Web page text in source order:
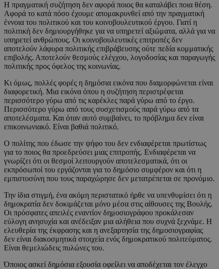
Η πραγματική συζήτηση δεν αφορά ποιος θα καταλάβει ποια θέση.
Αφορά το κατά πόσο έχουμε απομακρυνθεί από την πραγματική
έννοια του πολιτικού και του κοινοβουλευτικού έργου. Γιατί η
πολιτική δεν δημιουργήθηκε για να υπηρετεί αξιώματα, αλλά για να
υπηρετεί ανθρώπους. Οι κοινοβουλευτικές επιτροπές δεν
αποτελούν λάφυρα πολιτικής επιβράβευσης ούτε πεδία κομματικής
επιβολής. Αποτελούν θεσμούς ελέγχου, λογοδοσίας και παραγωγής
πολιτικής προς όφελος της κοινωνίας.
Κι όμως, πολλές φορές η δημόσια εικόνα που διαμορφώνεται είναι
διαφορετική. Μια εικόνα όπου η συζήτηση περιστρέφεται
περισσότερο γύρω από τις καρέκλες παρά γύρω από το έργο.
Περισσότερο γύρω από τους συσχετισμούς παρά γύρω από τα
αποτελέσματα. Και όταν αυτό συμβαίνει, το πρόβλημα δεν είναι
επικοινωνιακό. Είναι βαθιά πολιτικό.
Ο πολίτης που έδωσε την ψήφο του δεν ενδιαφέρεται πρωτίστως
για το ποιος θα προεδρεύσει μιας επιτροπής. Ενδιαφέρεται να
γνωρίζει ότι οι θεσμοί λειτουργούν αποτελεσματικά, ότι οι
εκπρόσωποί του εργάζονται για το δημόσιο συμφέρον και ότι η
εμπιστοσύνη που τους παραχώρησε δεν μετατρέπεται σε προνόμιο.
Την ίδια στιγμή, ένα ακόμη περιστατικό ήρθε να υπενθυμίσει ότι η
δημοκρατία δεν δοκιμάζεται μόνο μέσα στις αίθουσες της Βουλής.
Οι πρόσφατες απειλές εναντίον δημοσιογράφου προκάλεσαν
εύλογη ανησυχία και ανέδειξαν μια αλήθεια που συχνά ξεχνάμε. Η
ελευθερία της έκφρασης και η ανεξαρτησία της δημοσιογραφίας
δεν είναι διακοσμητικά στοιχεία ενός δημοκρατικού πολιτεύματος.
Είναι θεμελιώδεις πυλώνες του.
Όποιος ασκεί δημόσια εξουσία οφείλει να αποδέχεται τον έλεγχο